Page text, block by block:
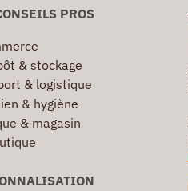
PROS
& stockage
& logistique
& hygiène
& magasin